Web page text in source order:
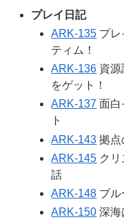
プレイ日記
ARK-135 プ
ティム！
ARK-136 資源
をゲット！
ARK-137 面白
ト
ARK-143 拠点
ARK-145 ク
話
ARK-148 ブル
ARK-150 深海